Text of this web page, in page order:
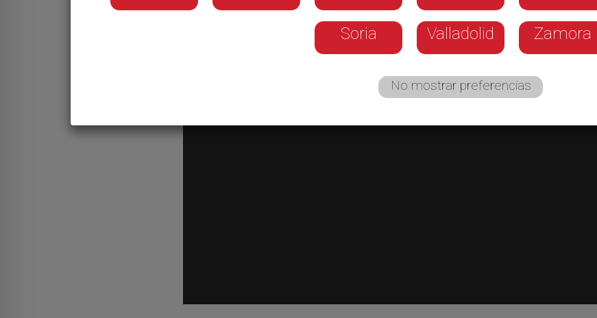
Soria Valladolid Zamora
No mostrar preferencias